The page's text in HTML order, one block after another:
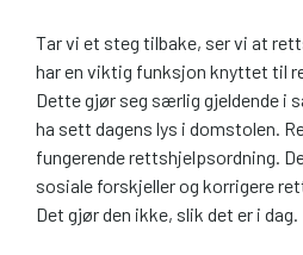
Tar vi et steg tilbake, ser vi at
har en viktig funksjon knyttet til
Dette gjør seg særlig gjeldende i
ha sett dagens lys i domstolen.
fungerende rettshjelpsordning.
sosiale forskjeller og korrigere
Det gjør den ikke, slik det er i dag.